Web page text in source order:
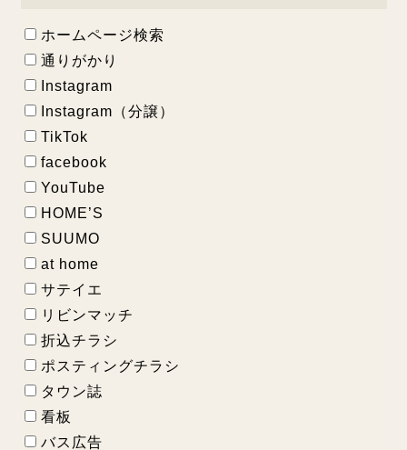
ホームページ検索
通りがかり
Instagram
Instagram（分譲）
TikTok
facebook
YouTube
HOME’S
SUUMO
at home
サテイエ
リビンマッチ
折込チラシ
ポスティングチラシ
タウン誌
看板
バス広告